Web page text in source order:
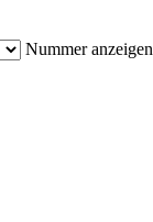
Nummer anzeigen